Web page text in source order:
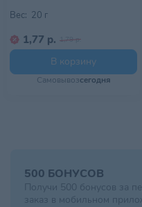
Вес: 20 г
1,77 р. 1,79 р.
В корзину
Самовывозсегодня
500 БОНУСОВ
Получи 500 бонусов за
заказ в мобильном